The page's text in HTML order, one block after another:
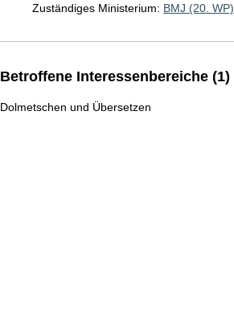
Zuständiges Ministerium: BMJ (20. WP)
Betroffene Interessenbereiche (1)
Dolmetschen und Übersetzen